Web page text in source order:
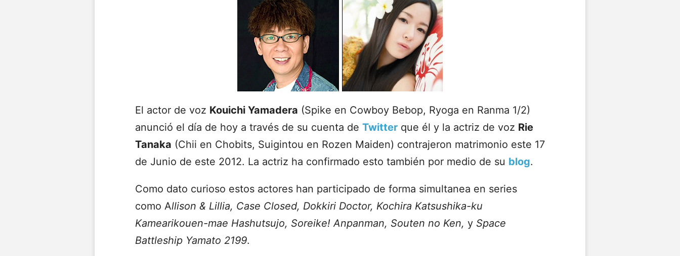
El actor de voz Kouichi Yamadera (Spike en Cowboy Bebop, Ryoga en Ranma 1/2)
anunció el día de hoy a través de su cuenta de Twitter que él y la actriz de voz Rie
Tanaka (Chii en Chobits, Suigintou en Rozen Maiden) contrajeron matrimonio este 17
de Junio de este 2012. La actriz ha confirmado esto también por medio de su blog.
Como dato curioso estos actores han participado de forma simultanea en series
como Allison & Lillia, Case Closed, Dokkiri Doctor, Kochira Katsushika-ku
Kamearikouen-mae Hashutsujo, Soreike! Anpanman, Souten no Ken, y Space
Battleship Yamato 2199.